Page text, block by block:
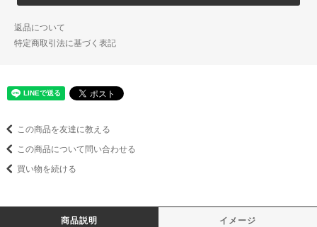
返品について
特定商取引法に基づく表記
この商品を友達に教える
この商品について問い合わせる
買い物を続ける
商品説明 イメージ